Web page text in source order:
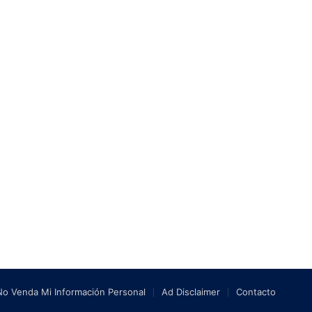
Venda Mi Información Personal Ad Disclaimer Contacto